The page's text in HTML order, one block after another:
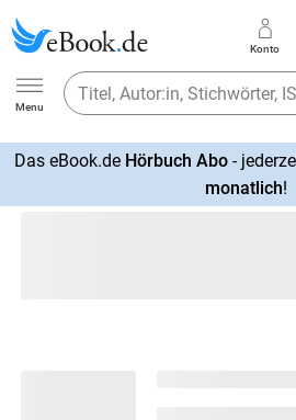
Ebook.de
Menu
Konto
Das eBook.de Hörbuch Abo-
monatlich!